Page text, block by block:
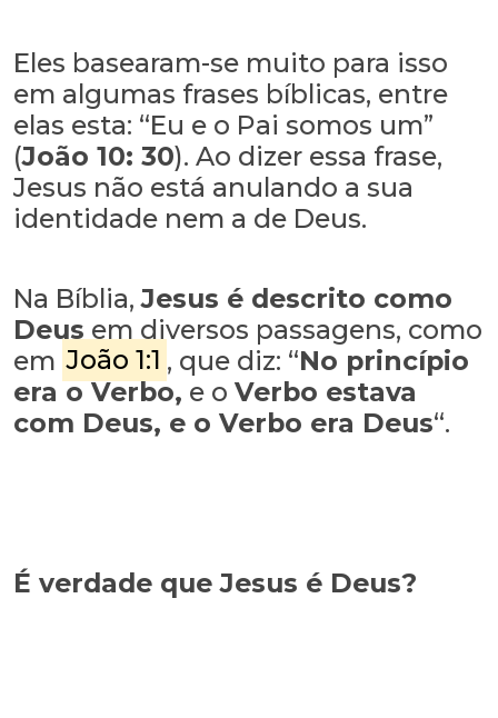
Eles basearam-se muito para isso
em algumas frases bíblicas, entre
elas esta: “Eu e o Pai somos um”
(João 10: 30). Ao dizer essa frase,
Jesus não está anulando a sua
identidade nem a de Deus.
Na Bíblia,Jesus é descrito como
Deus em diversos passagens, como
em João 1:1 , que diz: “No princípio
era o Verbo, e o Verbo estava
com Deus, e o Verbo era Deus“.
É verdade que Jesus é Deus?